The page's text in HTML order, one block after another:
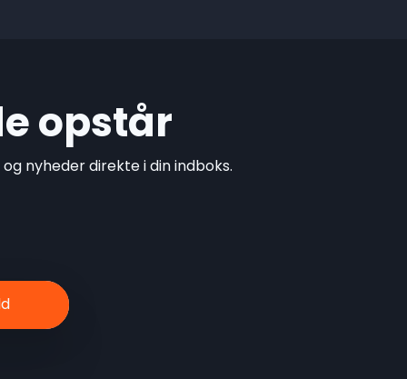
opstår
nyheder direkte i din indboks.